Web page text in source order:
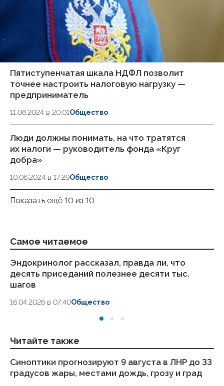
Пятиступенчатая шкала НДФЛ позволит
точнее настроить налоговую нагрузку —
предприниматель
11.06.2024 в 20:01Общество
Люди должны понимать, на что тратятся
их налоги — руководитель фонда «Круг
добра»
10.06.2024 в 17:29Общество
Показать ещё 10 из 10
Самое читаемое
Эндокринолог рассказал, правда ли, что
десять приседаний полезнее десяти тыс.
шагов
16.04.2026 в 07:40Общество
Читайте также
Синоптики прогнозируют 9 августа в ЛНР до 33
градусов жары, местами дождь, грозу и град